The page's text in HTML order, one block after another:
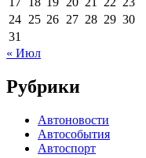
24 25 26 27 28 29 30
31
« Июл
Рубрики
Автоновости
Автособытия
Автоспорт